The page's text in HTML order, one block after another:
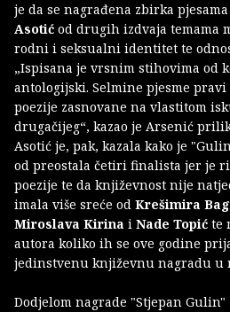
je da se nagrađena zbirka
Asotić od drugih izdvaja temama
rodni i seksualni identitet te
„Ispisana je vrsnim stihovima od
antologijski. Selmine pjesme
poezije zasnovane na vlastitom
drugačijeg“, kazao je Arsenić
Asotić je, pak, kazala kako je
od preostala četiri finalista jer je
poezije te da književnost nije
imala više sreće od Krešimira
Miroslava Kirina i Nade Topić te
autora koliko ih se ove godine
jedinstvenu književnu nagradu u
Dodjelom nagrade "Stjepan